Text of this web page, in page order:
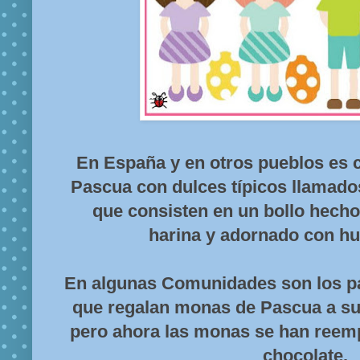
En España y en otros pueblos es
Pascua con dulces típicos
que consisten en un bollo
harina y adornado con
En algunas Comunidades son los
que regalan monas de Pascua a
pero ahora las monas se han
chocolate.